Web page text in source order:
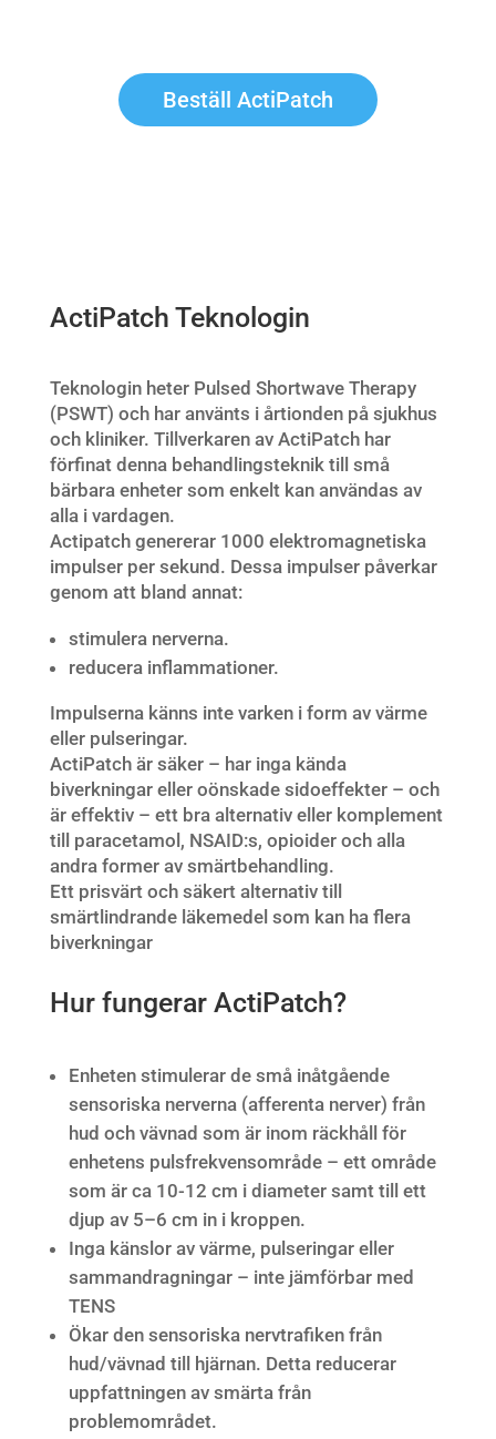
Beställ ActiPatch
ActiPatch Teknologin
Teknologin heter Pulsed Shortwave Therapy
(PSWT) och har använts i årtionden på sjukhus
och kliniker. Tillverkaren av ActiPatch har
förfinat denna behandlingsteknik till små
bärbara enheter som enkelt kan användas av
alla i vardagen.
Actipatch genererar 1000 elektromagnetiska
impulser per sekund. Dessa impulser påverkar
genom att bland annat:
stimulera nerverna.
reducera inflammationer.
Impulserna känns inte varken i form av värme
eller pulseringar.
ActiPatch är säker – har inga kända
biverkningar eller oönskade sidoeffekter – och
är effektiv – ett bra alternativ eller komplement
till paracetamol, NSAID:s, opioider och alla
andra former av smärtbehandling.
Ett prisvärt och säkert alternativ till
smärtlindrande läkemedel som kan ha flera
biverkningar
Hur fungerar ActiPatch?
Enheten stimulerar de små inåtgående
sensoriska nerverna (afferenta nerver) från
hud och vävnad som är inom räckhåll för
enhetens pulsfrekvensområde – ett område
som är ca 10-12 cm i diameter samt till ett
djup av 5–6 cm in i kroppen.
Inga känslor av värme, pulseringar eller
sammandragningar – inte jämförbar med
TENS
Ökar den sensoriska nervtrafiken från
hud/vävnad till hjärnan. Detta reducerar
uppfattningen av smärta från
problemområdet.